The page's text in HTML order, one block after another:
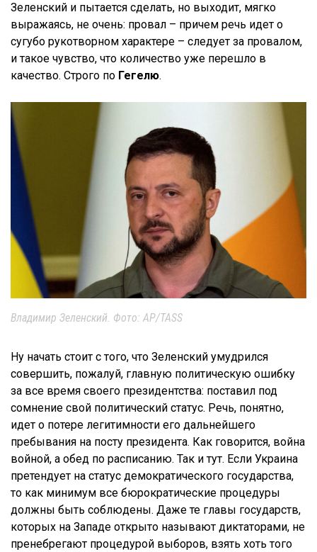
Зеленский и пытается сделать, но выходит, мягко
выражаясь, не очень: провал – причем речь идет о
сугубо рукотворном характере – следует за провалом,
и такое чувство, что количество уже перешло в
качество. Строго по Гегелю.
Владимир Зеленский. Фото: AP/TASS
Ну начать стоит с того, что Зеленский умудрился
совершить, пожалуй, главную политическую ошибку
за все время своего президентства: поставил под
сомнение свой политический статус. Речь, понятно,
идет о потере легитимности его дальнейшего
пребывания на посту президента. Как говорится, война
войной, а обед по расписанию. Так и тут. Если Украина
претендует на статус демократического государства,
то как минимум все бюрократические процедуры
должны быть соблюдены. Даже те главы государств,
которых на Западе открыто называют диктаторами, не
пренебрегают процедурой выборов, взять хоть того